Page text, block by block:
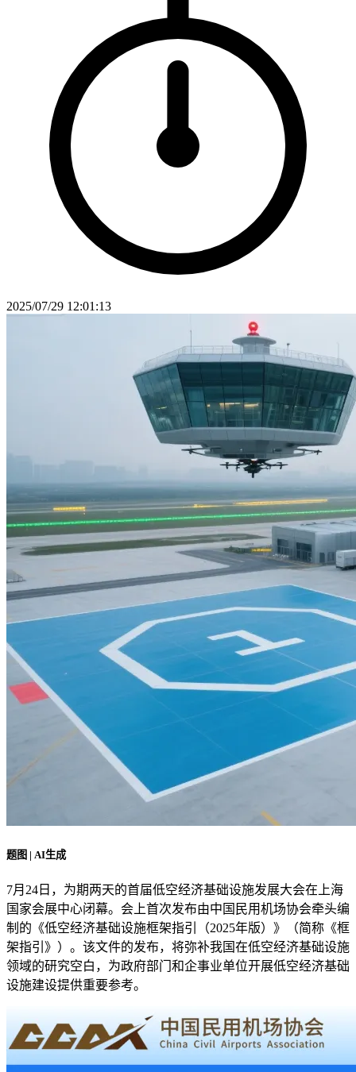
2025/07/29 12:01:13
题图 | AI生成
7月24日，为期两天的首届低空经济基础设施发展大会在上海
国家会展中心闭幕。会上首次发布由中国民用机场协会牵头编
制的《低空经济基础设施框架指引（2025年版）》（简称《框
架指引》）。该文件的发布，将弥补我国在低空经济基础设施
领域的研究空白，为政府部门和企事业单位开展低空经济基础
设施建设提供重要参考。